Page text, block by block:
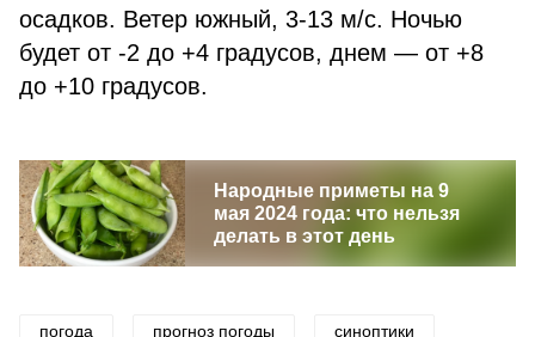
осадков. Ветер южный, 3-13 м/с. Ночью
будет от -2 до +4 градусов, днем — от +8
до +10 градусов.
Народные приметы на 9
мая 2024 года: что нельзя
делать в этот день
погода прогноз погоды синоптики